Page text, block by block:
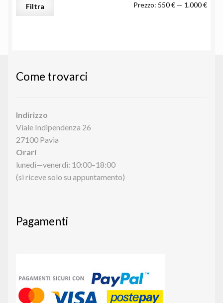
Filtra Prezzo: 550 € — 1.000 €
Come trovarci
Indirizzo
Viale Indipendenza 26
27100 Pavia
Orari
lunedì—venerdì: 10:00–18:00
(si riceve solo su appuntamento)
Pagamenti